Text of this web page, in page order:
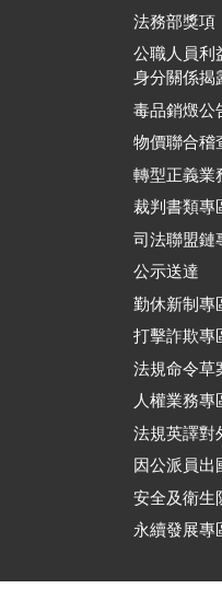
法務部獎項
公職人員利
身分關係揭
毒品銷燬公
物價聯合稽
轉型正義業
裁判書類專
司法聯盟鏈
公示送達
勤休新制專
打擊詐欺專
法規命令草
人權業務專
法規英譯對
因公派員出
安全及衛生
永續發展專